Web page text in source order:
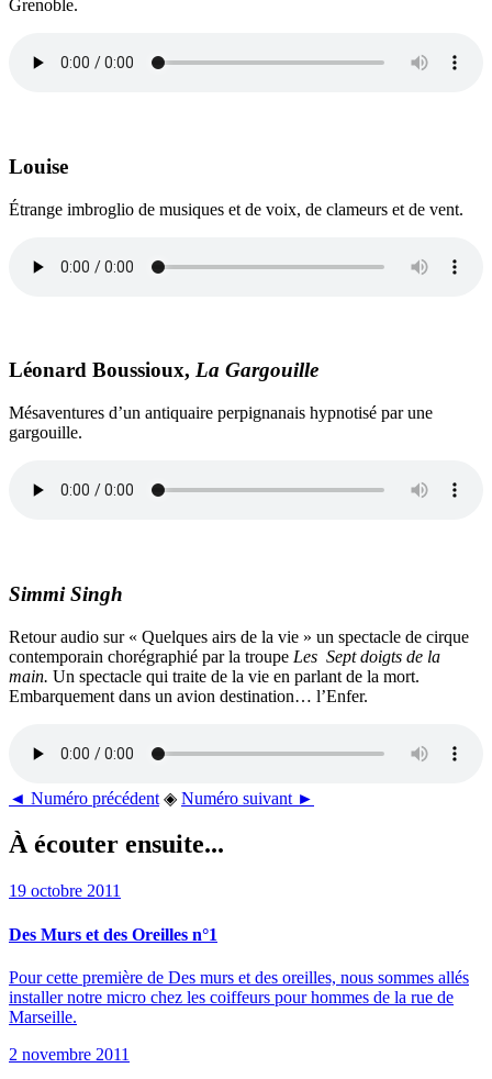
Grenoble.
Louise
Étrange imbroglio de musiques et de voix, de clameurs et de vent.
Léonard Boussioux, La Gargouille
Mésaventures d’un antiquaire perpignanais hypnotisé par une
gargouille.
Simmi Singh
Retour audio sur « Quelques airs de la vie » un spectacle de cirque
contemporain chorégraphié par la troupe Les Sept doigts de la
main. Un spectacle qui traite de la vie en parlant de la mort.
Embarquement dans un avion destination… l’Enfer.
◄ Numéro précédent ◈ Numéro suivant ►
À écouter ensuite...
19 octobre 2011
Des Murs et des Oreilles n°1
Pour cette première de Des murs et des oreilles, nous sommes allés
installer notre micro chez les coiffeurs pour hommes de la rue de
Marseille.
2 novembre 2011